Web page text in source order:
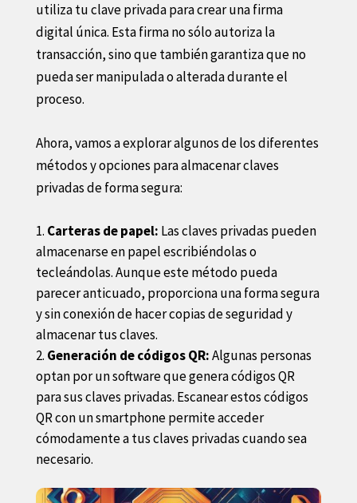
utiliza tu clave privada para crear una firma
digital única. Esta firma no sólo autoriza la
transacción, sino que también garantiza que no
pueda ser manipulada o alterada durante el
proceso.
Ahora, vamos a explorar algunos de los diferentes
métodos y opciones para almacenar claves
privadas de forma segura:
Carteras de papel: Las claves privadas pueden
almacenarse en papel escribiéndolas o
tecleándolas. Aunque este método pueda
parecer anticuado, proporciona una forma segura
y sin conexión de hacer copias de seguridad y
almacenar tus claves.
Generación de códigos QR:Algunas personas
optan por un software que genera códigos QR
para sus claves privadas. Escanear estos códigos
QR con un smartphone permite acceder
cómodamente a tus claves privadas cuando sea
necesario.